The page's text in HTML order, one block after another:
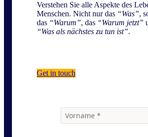
Verstehen Sie alle Aspekte des
Menschen. Nicht nur das “Was”,
das “Warum”, das “Warum jetzt”
“Was als nächstes zu tun ist”.
Get in touch